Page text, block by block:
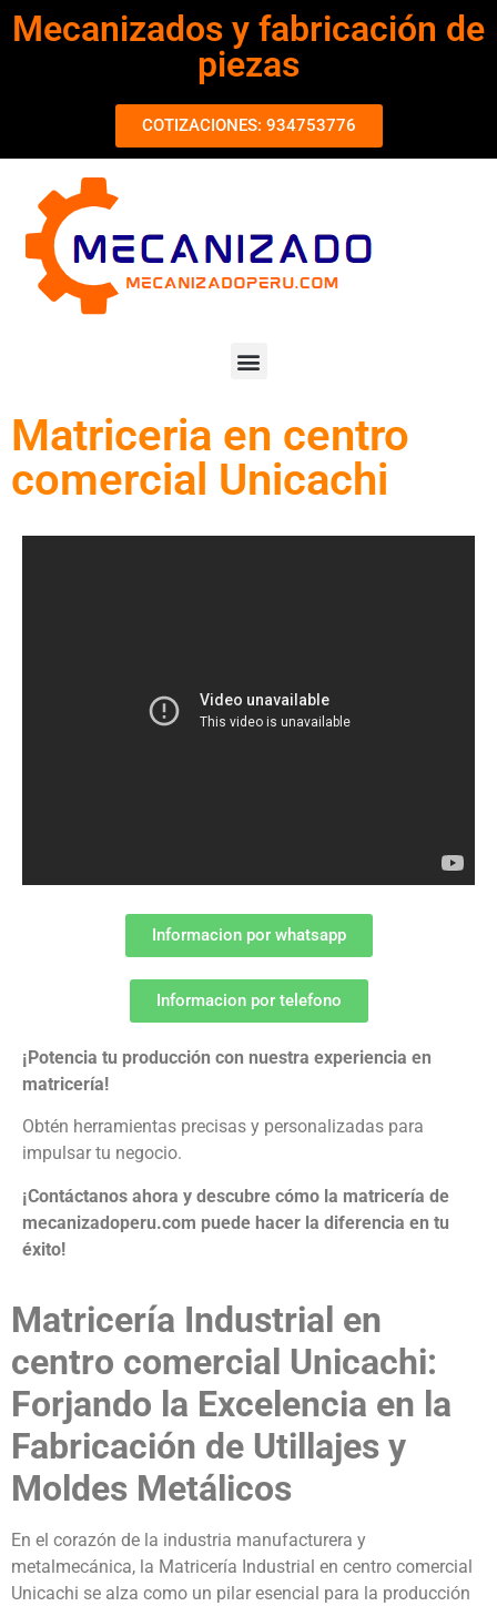
Mecanizados y fabricación de
piezas
COTIZACIONES: 934753776
Matriceria en centro
comercial Unicachi
Informacion por whatsapp
Informacion por telefono
¡Potencia tu producción con nuestra experiencia en
matricería!
Obtén herramientas precisas y personalizadas para
impulsar tu negocio.
¡Contáctanos ahora y descubre cómo la matricería de
mecanizadoperu.com puede hacer la diferencia en tu
éxito!
Matricería Industrial en
centro comercial Unicachi:
Forjando la Excelencia en la
Fabricación de Utillajes y
Moldes Metálicos
En el corazón de la industria manufacturera y
metalmecánica, la Matricería Industrial en centro comercial
Unicachi se alza como un pilar esencial para la producción